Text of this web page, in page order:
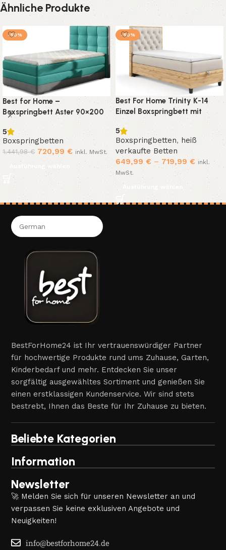
Ähnliche Produkte
-50%
Best for Home –
Boxspringbett Aster 90×200
cm Bonellfederkern inkl.
Topper
5
Boxspringbetten
1.441,98€ 720,99 € inkl. MwSt.
Ausführung wählen
-50%
Best For Home Trinity K-14
Einzel Boxspringbett mit
Bettkasten, Matratze H3,
Topper & Kopfteil
5
Boxspringbetten, heiß
verkaufte Betten
649,99€ – 719,99 € inkl.
MwSt.
Ausführung wählen
BestForHome24 ist Ihr vertrauenswürdiger Partner
für hochwertige Produkte rund ums Zuhause, Garten,
Kinderbedarf und mehr. Entdecken Sie unser
sorgfältig ausgewähltes Sortiment und genießen Sie
einen erstklassigen Kundenservice. Wir sind stets
bestrebt, Ihnen das Beste für Ihr Zuhause zu bieten.
Beliebte Kategorien
Information
Newsletter
🚀 Melden Sie sich für unseren Newsletter an und
verpassen Sie keine exklusiven Angebote und
Neuigkeiten!
info@bestforhome24.de